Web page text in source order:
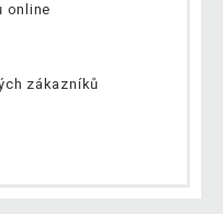
online
zákazníků